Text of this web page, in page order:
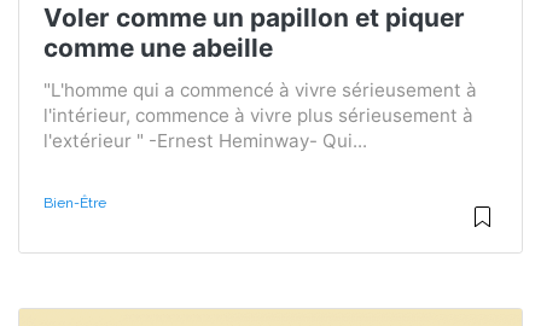
Voler comme un papillon et piquer
comme une abeille
"L'homme qui a commencé à vivre sérieusement à
l'intérieur, commence à vivre plus sérieusement à
l'extérieur " -Ernest Heminway- Qui...
Bien-Être